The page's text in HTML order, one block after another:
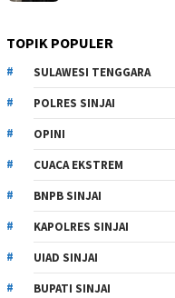
TOPIK POPULER
SULAWESI TENGGARA
POLRES SINJAI
OPINI
CUACA EKSTREM
BNPB SINJAI
KAPOLRES SINJAI
UIAD SINJAI
BUPATI SINJAI